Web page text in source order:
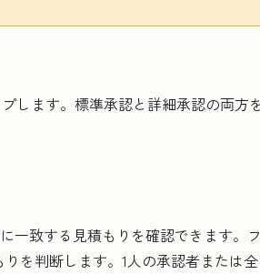
します。標準承認と詳細承認の両方
一致する見積もりを確認できます。
を判断します。1人の承認者または